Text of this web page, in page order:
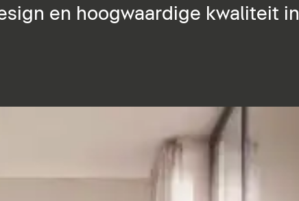
en hoogwaardige kwaliteit in